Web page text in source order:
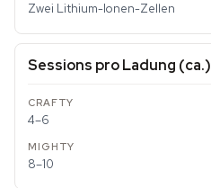
Zwei Lithium-Ionen-Zellen
Sessions pro Ladung (ca.)
4–6
8–10